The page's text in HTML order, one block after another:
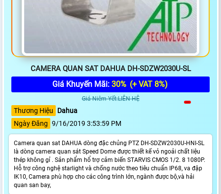
CAMERA QUAN SAT DAHUA DH-SDZW2030U-SL
Giá Khuyến Mãi: 30% (+ VAT 8%)
Giá Niêm Yết:LIÊN HỆ
Thương Hiệu
Dahua
Ngày Đăng 9/16/2019 3:53:59 PM
Camera quan sat DAHUA dòng đặc chủng PTZ DH-SDZW2030U-HNI-SL
là dòng camera quan sát Speed Dome được thiết kế vỏ ngoải chất liệu
thép không gỉ . Sản phẩm hổ trợ cảm biến STARVIS CMOS 1/2. 8 1080P.
Hỗ trợ công nghệ starlight và chống nước theo tiêu chuẩn IP68, va đập
IK10, Camera phù hợp cho các công trình lớn, ngành được bộ,và hải
quan san bay,